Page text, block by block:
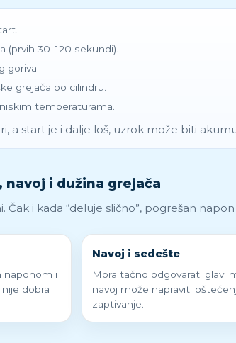
(prvih 30–120 sekundi).
goriva.
grejača po cilindru.
temperaturama.
a start je i dalje loš, uzrok može biti
navoj i dužina grejača
Čak i kada “deluje slično”, pogrešan
naponom i
dobra
Navoj i sedešte
Mora tačno odgovarati glavi
navoj može napraviti
zaptivanje.